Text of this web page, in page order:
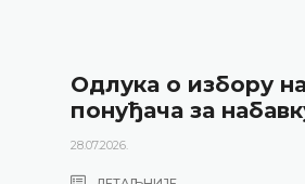
Одлука о избору
понуђача за
28.07.2026.